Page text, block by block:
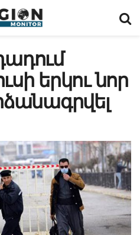
երկու նոր